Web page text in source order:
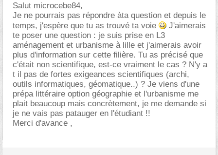
Salut microcebe84,
Je ne pourrais pas répondre àta question et depuis le
temps, j'espère que tu as trouvé ta voie
J'aimerais
te poser une question : je suis prise en L3
aménagement et urbanisme à lille et j'aimerais avoir
plus d'information sur cette filière. Tu as précisé que
c'était non scientifique, est-ce vraiment le cas ? N'y a
t il pas de fortes exigeances scientifiques (archi,
outils informatiques, géomatique..) ? Je viens d'une
prépa littéraire option géographie et l'urbanisme me
plait beaucoup mais concrètement, je me demande si
je ne vais pas patauger en l'étudiant !!
Merci d'avance ,